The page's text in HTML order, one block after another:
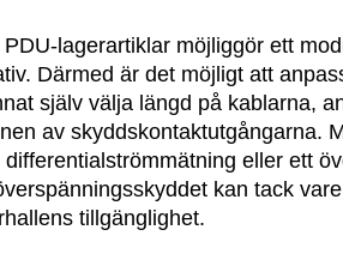
lagerartiklar möjliggör ett
Därmed är det möjligt att
själv välja längd på kablarna,
av skyddskontaktutgångarna.
eller ett
kan tack
tillgänglighet.